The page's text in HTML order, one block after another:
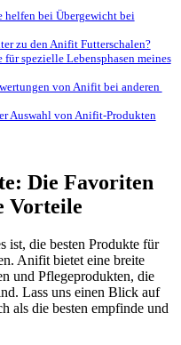
helfen bei Übergewicht bei
zu ⁢den Anifit Futterschalen?
spezielle Lebensphasen meines
von Anifit​ bei anderen
Auswahl von Anifit-Produkten
Die Favoriten
Vorteile
ist, die besten Produkte für
Anifit bietet eine breite
und Pflegeprodukten, die
Lass uns einen Blick ‍auf⁣
als die besten empfinde und